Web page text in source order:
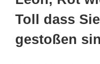
Toll dass
gestoßen